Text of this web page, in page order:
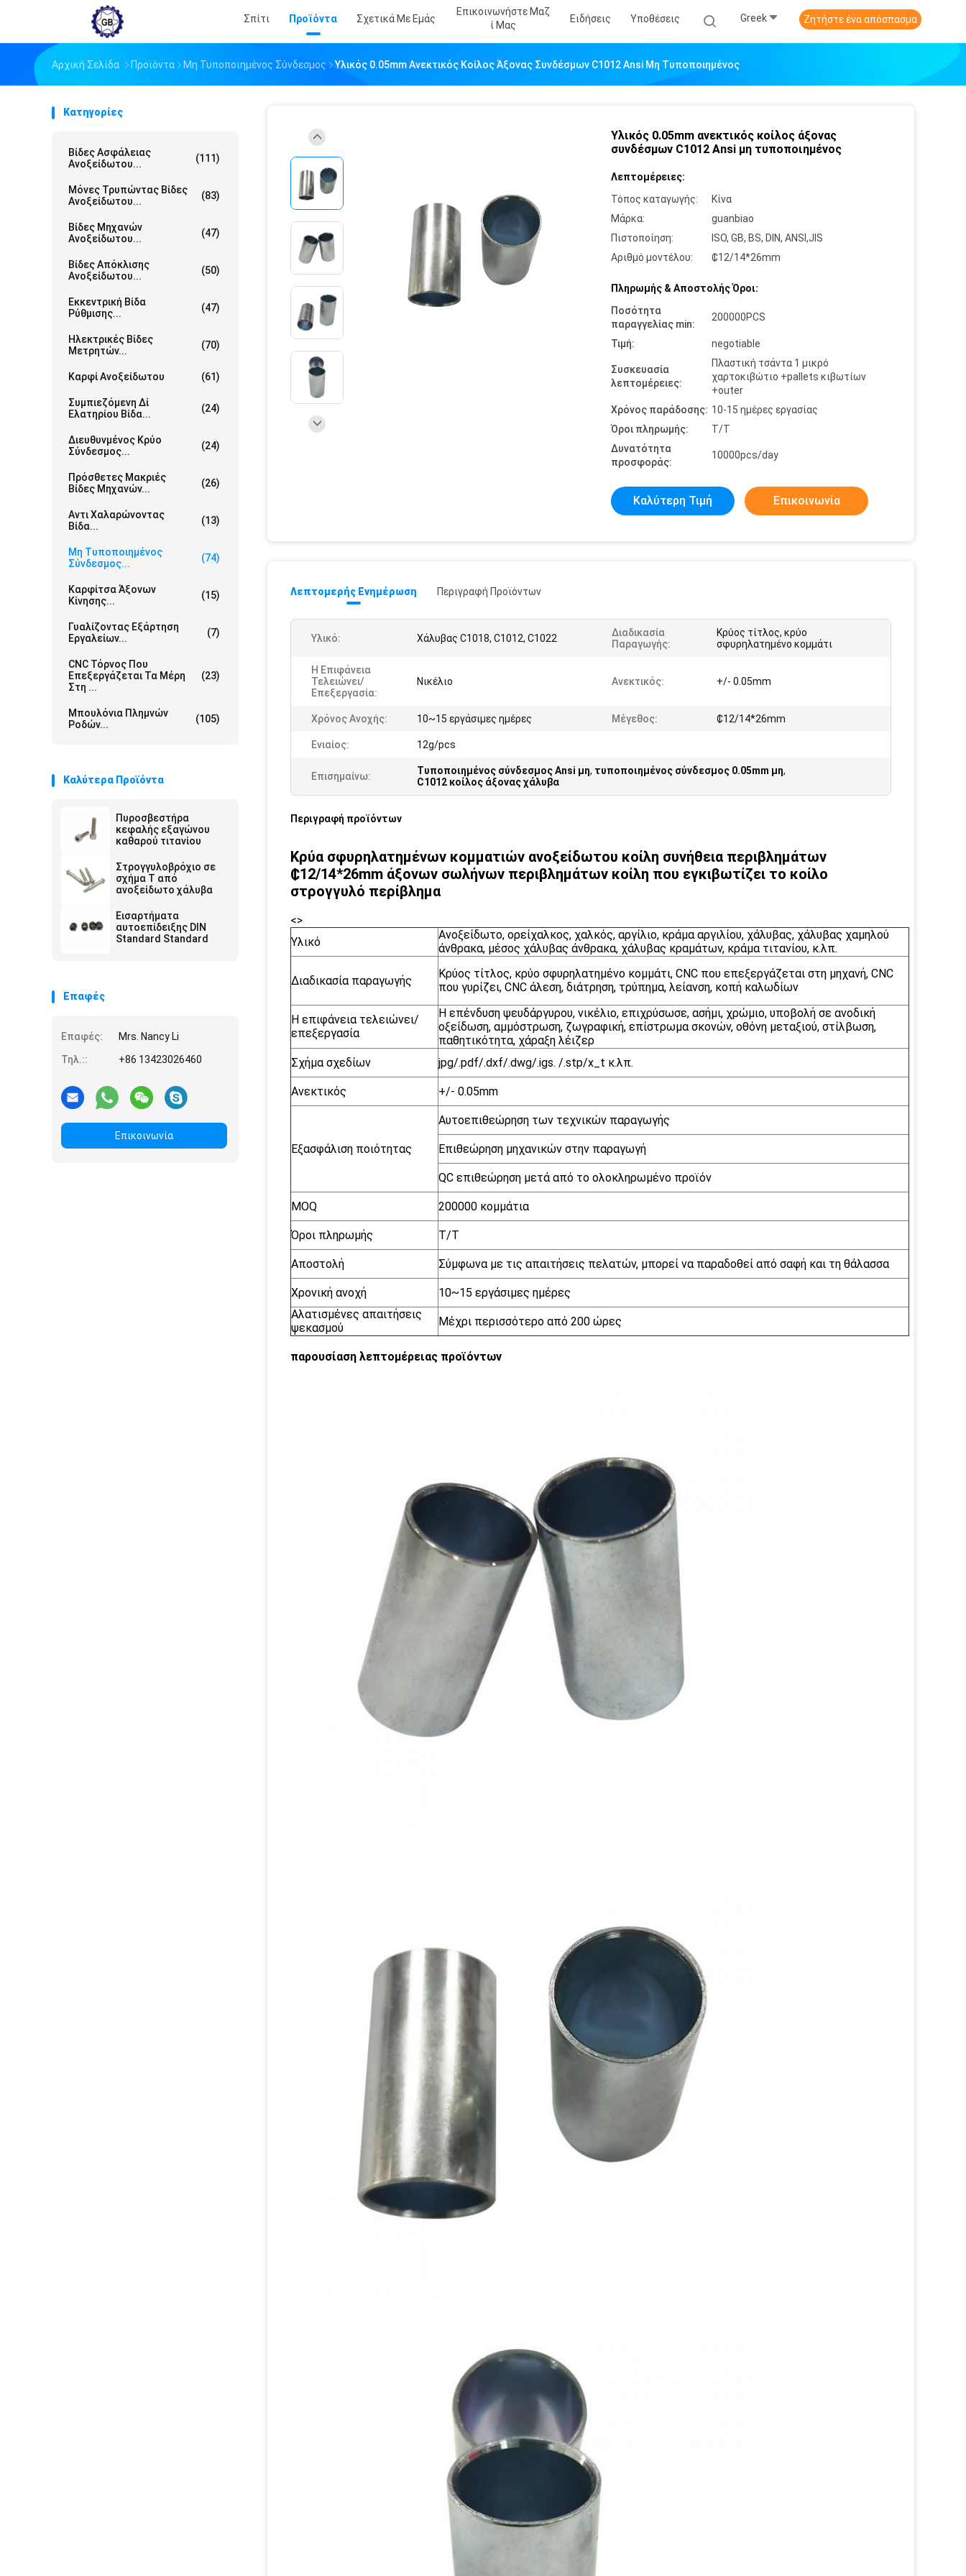
Σπίτι Προϊόντα Σχετικά Με Εμάς
Επικοινωνήστε Μαζ
Ί Μας
Ειδήσεις Υποθέσεις Greek Ζητήστε ένα απόσπασμα
Αρχική Σελίδα Προϊόντα Μη Τυποποιημένος Σύνδεσμος Υλικός 0.05mm Ανεκτικός Κοίλος Άξονας Συνδέσμων C1012 Ansi Μη Τυποποιημένος
Κατηγορίες
Βίδες Ασφάλειας
Ανοξείδωτου...
(111)
Μόνες Τρυπώντας Βίδες
Ανοξείδωτου...
(83)
Βίδες Μηχανών
Ανοξείδωτου...
(47)
Βίδες Απόκλισης
Ανοξείδωτου...
(50)
Εκκεντρική Βίδα
Ρύθμισης...
(47)
Ηλεκτρικές Βίδες
Μετρητών...
(70)
Καρφί Ανοξείδωτου (61)
Συμπιεζόμενη Δί
Ελατηρίου Βίδα...
(24)
Διευθυνμένος Κρύο
Σύνδεσμος...
(24)
Πρόσθετες Μακριές
Βίδες Μηχανών...
(26)
Αντι Χαλαρώνοντας
Βίδα...
(13)
Μη Τυποποιημένος
Σύνδεσμος...
(74)
Καρφίτσα Άξονων
Κίνησης...
(15)
Γυαλίζοντας Εξάρτηση
Εργαλείων...
(7)
CNC Τόρνος Που
Επεξεργάζεται Τα Μέρη
Στη ...
(23)
Μπουλόνια Πλημνών
Ροδών...
(105)
Καλύτερα Προϊόντα
Πυροσβεστήρα
κεφαλής εξαγώνου
καθαρού τιτανίου
Στρογγυλοβρόχιο σε
σχήμα Τ από
ανοξείδωτο χάλυβα
Εισαρτήματα
αυτοεπίδειξης DIN
Standard Standard
Επαφές
Επαφές:
Mrs. Nancy Li
Τηλ.::
+86 13423026460
Επικοινωνία
Υλικός 0.05mm ανεκτικός κοίλος άξονας
συνδέσμων C1012 Ansi μη τυποποιημένος
Λεπτομέρειες:
Τόπος καταγωγής:
Κίνα
Μάρκα:
guanbiao
Πιστοποίηση:
ISO, GB, BS, DIN, ANSI,JIS
Αριθμό μοντέλου:
₵12/14*26mm
Πληρωμής & Αποστολής Όροι:
Ποσότητα
παραγγελίας min:
200000PCS
Τιμή: negotiable
Συσκευασία
λεπτομέρειες:
Πλαστική τσάντα 1 μικρό
χαρτοκιβώτιο +pallets κιβωτίων
+outer
Χρόνος παράδοσης: 10-15 ημέρες εργασίας
Όροι πληρωμής:
T/T
Δυνατότητα
προσφοράς:
10000pcs/day
Καλύτερη Τιμή Επικοινωνία
Λεπτομερής Ενημέρωση Περιγραφή Προϊόντων
Υλικό: Χάλυβας C1018, C1012, C1022
Διαδικασία
Παραγωγής:
Κρύος τίτλος, κρύο
σφυρηλατημένο κομμάτι
Η Επιφάνεια
Τελειώνει/
Επεξεργασία:
Νικέλιο Ανεκτικός: +/- 0.05mm
Χρόνος Ανοχής: 10~15 εργάσιμες ημέρες Μέγεθος: ₵12/14*26mm
Ενιαίος: 12g/pcs
Επισημαίνω: Τυποποιημένος σύνδεσμος Ansi μη, τυποποιημένος σύνδεσμος 0.05mm μη,
C1012 κοίλος άξονας χάλυβα
Περιγραφή προϊόντων
Κρύα σφυρηλατημένων κομματιών ανοξείδωτου κοίλη συνήθεια περιβλημάτων
₵12/14*26mm άξονων σωλήνων περιβλημάτων κοίλη που εγκιβωτίζει το κοίλο
στρογγυλό περίβλημα
<>
Υλικό
Ανοξείδωτο, ορείχαλκος, χαλκός, αργίλιο, κράμα αργιλίου, χάλυβας, χάλυβας χαμηλού
άνθρακα, μέσος χάλυβας άνθρακα, χάλυβας κραμάτων, κράμα τιτανίου, κ.λπ.
Διαδικασία παραγωγής
Κρύος τίτλος, κρύο σφυρηλατημένο κομμάτι, CNC που επεξεργάζεται στη μηχανή, CNC
που γυρίζει, CNC άλεση, διάτρηση, τρύπημα, λείανση, κοπή καλωδίων
Η επιφάνεια τελειώνει/
επεξεργασία
Η επένδυση ψευδάργυρου, νικέλιο, επιχρύσωσε, ασήμι, χρώμιο, υποβολή σε ανοδική
οξείδωση, αμμόστρωση, ζωγραφική, επίστρωμα σκονών, οθόνη μεταξιού, στίλβωση,
παθητικότητα, χάραξη λέιζερ
Σχήμα σχεδίων
jpg/.pdf/.dxf/.dwg/.igs. /.stp/x_t κ.λπ.
Ανεκτικός +/- 0.05mm
Εξασφάλιση ποιότητας
Αυτοεπιθεώρηση των τεχνικών παραγωγής
Επιθεώρηση μηχανικών στην παραγωγή
QC επιθεώρηση μετά από το ολοκληρωμένο προϊόν
MOQ 200000 κομμάτια
Όροι πληρωμής T/T
Αποστολή Σύμφωνα με τις απαιτήσεις πελατών, μπορεί να παραδοθεί από σαφή και τη θάλασσα
Χρονική ανοχή
10~15 εργάσιμες ημέρες
Αλατισμένες απαιτήσεις
ψεκασμού
Μέχρι περισσότερο από 200 ώρες
παρουσίαση λεπτομέρειας προϊόντων